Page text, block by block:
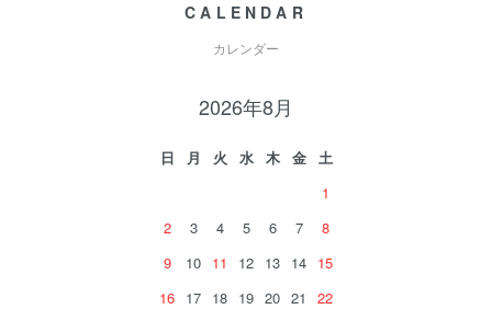
CALENDAR
カレンダー
2026年8月
日 月 火 水 木 金
土
1
2
3 4 5 6 7
8
9
10 11 12 13 14 15
16 17 18 19 20 21
22